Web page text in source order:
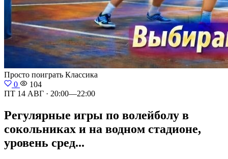
Просто поиграть Классика
0
104
ПТ 14 АВГ · 20:00—22:00
Регулярные игры по волейболу в
сокольниках и на водном стадионе,
уровень сред...